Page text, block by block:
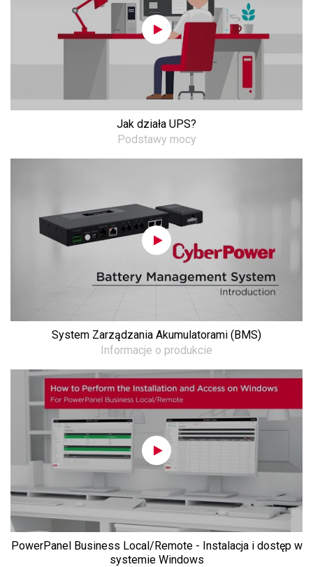
Jak działa UPS?
Podstawy mocy
System Zarządzania Akumulatorami (BMS)
Informacje o produkcie
PowerPanel Business Local/Remote - Instalacja i dostęp w
systemie Windows